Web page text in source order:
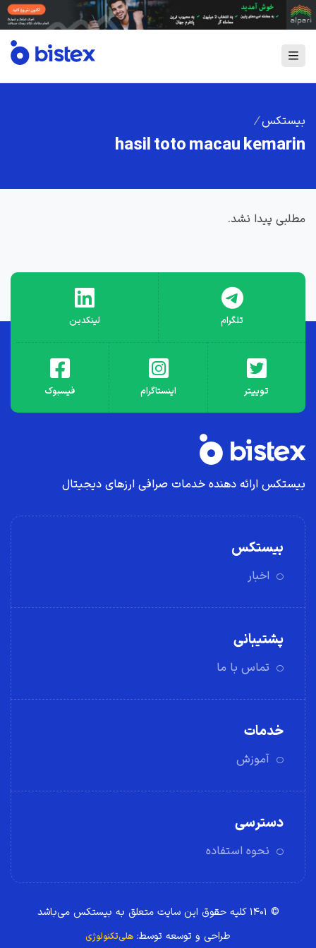
بیستکس /
hasil toto macau kemarin
مطلبی پیدا نشد.
تلگرام لینکدین
توییتر اینستاگرام فیسبوک
بیستکس ارائه دهنده خدمات صرافی ارز‌های دیجیتال
بیستکس
اخبار
پشتیبانی
تماس با ما
خدمات
آموزش
دسترسی
نحوه استفاده
© ۱۴۰۱ کلیه حقوق این سایت متعلق به بیستکس می‌باشد
طراحی و توسعه توسط: هلی‌تکنولوژی